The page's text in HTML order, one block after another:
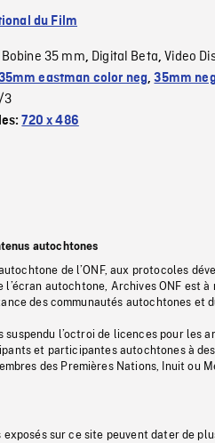
du Film
Bobine 35 mm, Digital Beta,Video
eastman color neg,35mm
720 x 486
autochtones
de l’ONF, aux protocoles
l’écran autochtone, Archives ONF est
des communautés autochtones et
suspendu l’octroi de licences pour les
et participantes autochtones à
des Premières Nations, Inuit ou
exposés sur ce site peuvent dater de